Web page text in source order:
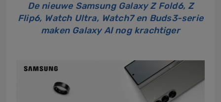
De nieuwe Samsung Galaxy Z Fold6, Z
Flip6, Watch Ultra, Watch7 en Buds3-serie
maken Galaxy AI nog krachtiger